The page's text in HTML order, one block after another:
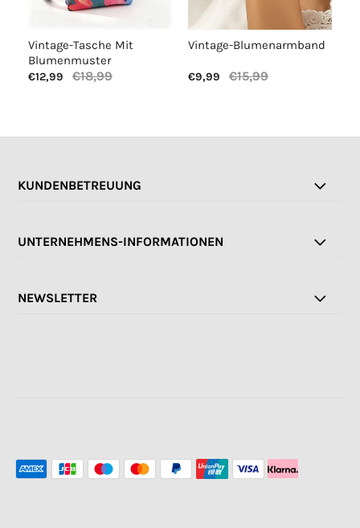
Vintage-Tasche Mit
Blumenmuster
€12,99 €18,99
Vintage-Blumenarmband
€9,99 €15,99
KUNDENBETREUUNG
UNTERNEHMENS-INFORMATIONEN
NEWSLETTER